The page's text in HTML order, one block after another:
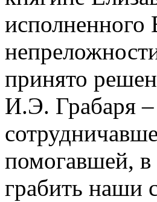
принято
И.Э. Грабаря –
помогавшей, в
грабить наши